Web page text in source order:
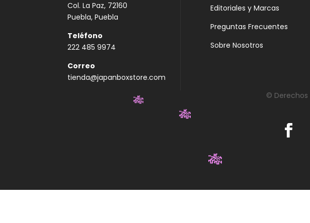
Col. La Paz, 72160
Puebla, Puebla
Teléfono
222 485 9974
Correo
tienda@japanboxstore.com
Editoriales y Marcas
Preguntas Frecuentes
Sobre Nosotros
© Derechos